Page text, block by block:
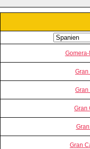
Gran
Gran
Gran
Gran